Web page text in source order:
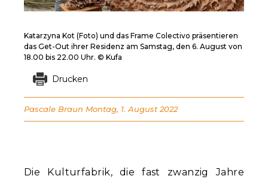
Die Kulturfabrik, die fast zwanzig Jahre
Katarzyna Kot (Foto) und das Frame Colectivo präsentieren
das Get-Out ihrer Residenz am Samstag, den 6. August von
18.00 bis 22.00 Uhr. © Kufa
Drucken
Pascale Braun Montag, 1. August 2022